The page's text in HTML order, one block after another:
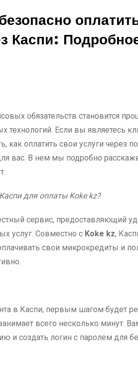
Каспи:
технологий. Если вы являетесь
как оплатить свои услуги через
вас. В нем мы подробно
для оплаты Koke kz?
сервис, предоставляющий
услуг. Совместно с Koke kz,
свои микрокредиты и
в Каспи, первым шагом будет
всего несколько минут.
и создать логин с паролем для